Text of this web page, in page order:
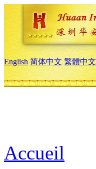
English 简体中文 繁體中文
Accueil